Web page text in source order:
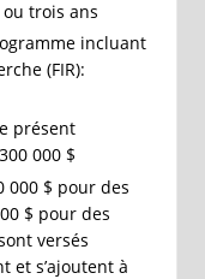
trois ans
incluant
(FIR):
présent
000 $
000 $ pour des
$ pour des
versés
et s’ajoutent à